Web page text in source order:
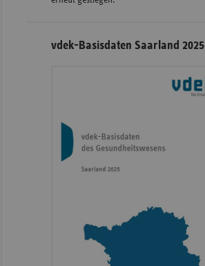
vdek-Basisdaten Saarland 2025